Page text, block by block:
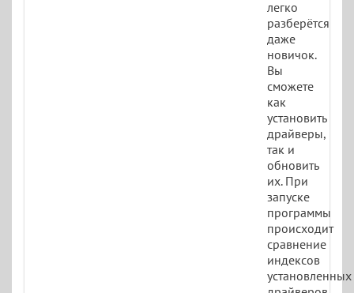
легко
разберётся
даже
новичок.
Вы
сможете
как
установить
драйверы,
так и
обновить
их. При
запуске
программы
происходит
сравнение
индексов
установленных